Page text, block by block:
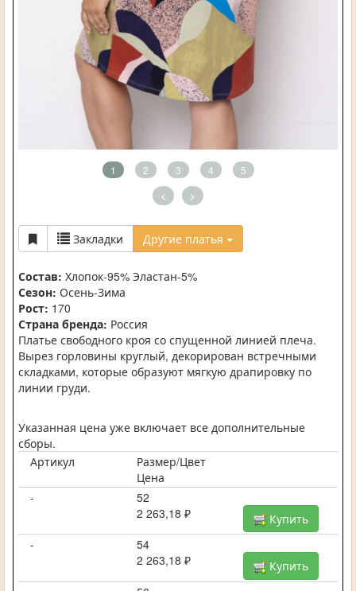
1 2 3 4 5
< >
Закладки Другие платья
Состав: Хлопок-95% Эластан-5%
Сезон: Осень-Зима
Рост: 170
Страна бренда: Россия
Платье свободного кроя со спущенной линией плеча.
Вырез горловины круглый, декорирован встречными
складками, которые образуют мягкую драпировку по
линии груди.
Указанная цена уже включает все дополнительные
сборы.
Артикул
Размер/Цвет
Цена
-
52
2 263,18 ₽
Купить
-
54
2 263,18 ₽
Купить